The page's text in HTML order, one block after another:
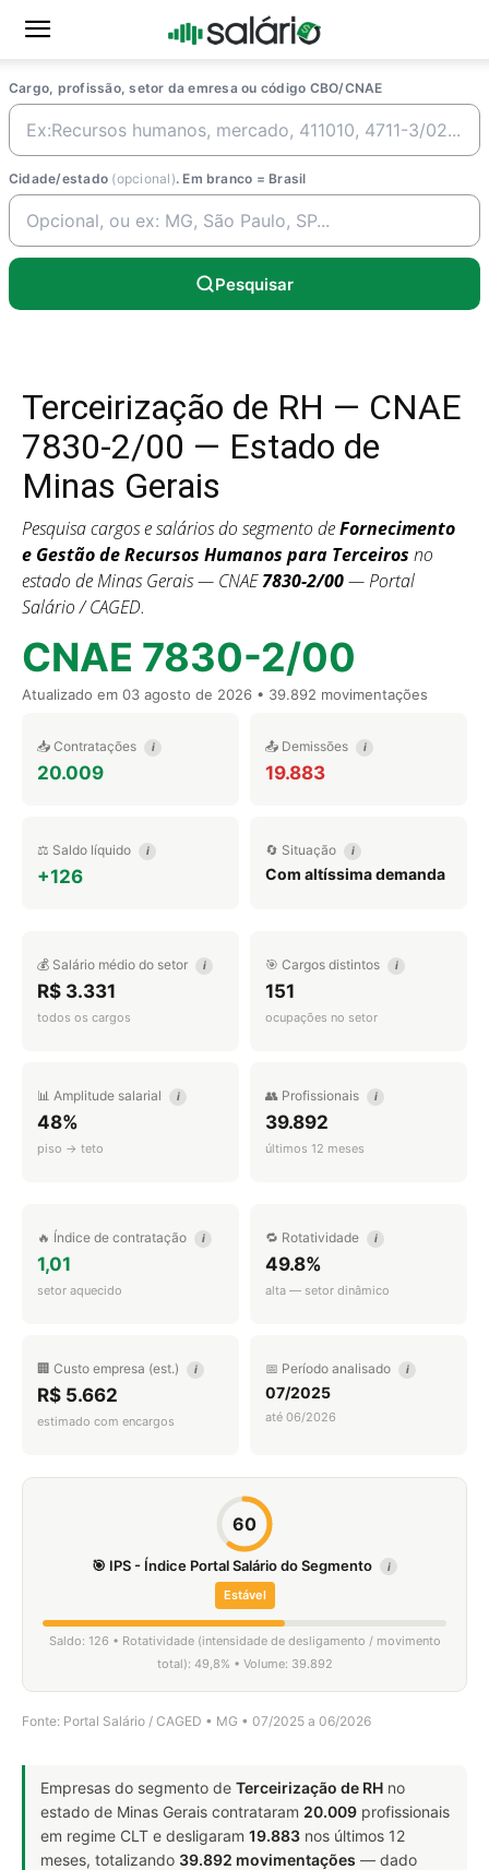
Cargo, profissão, setor da emresa ou código CBO/CNAE
Cidade/estado (opcional). Em branco = Brasil
Pesquisar
Terceirização de RH — CNAE
7830-2/00 — Estado de
Minas Gerais
Pesquisa cargos e salários do segmento deFornecimento
e Gestão de Recursos Humanos para Terceiros no
estado de Minas Gerais — CNAE7830-2/00— Portal
Salário / CAGED.
CNAE 7830-2/00
Atualizado em 03 agosto de 2026 • 39.892 movimentações
📥 Contratações i
20.009
📤 Demissões i
19.883
⚖️ Saldo líquido i
+126
🔄 Situação i
Com altíssima demanda
💰 Salário médio do setor i
R$ 3.331
todos os cargos
🎯 Cargos distintos i
151
ocupações no setor
📊 Amplitude salarial i
48%
piso → teto
👥 Profissionais i
39.892
últimos 12 meses
🔥 Índice de contratação i
1,01
setor aquecido
🔁 Rotatividade i
49.8%
alta — setor dinâmico
🏢 Custo empresa (est.) i
R$ 5.662
estimado com encargos
📅 Período analisado i
07/2025
até 06/2026
60
🎯 IPS - Índice Portal Salário do Segmento i
Estável
Saldo: 126 • Rotatividade (intensidade de desligamento / movimento
total): 49,8% • Volume: 39.892
Fonte: Portal Salário / CAGED • MG • 07/2025 a 06/2026
Empresas do segmento de Terceirização de RH no
estado de Minas Gerais contrataram 20.009 profissionais
em regime CLT e desligaram 19.883 nos últimos 12
meses, totalizando 39.892 movimentações — dado